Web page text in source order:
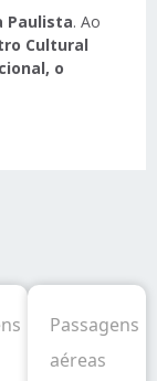
Paulista. Ao
Cultural
o
Passagens
aéreas